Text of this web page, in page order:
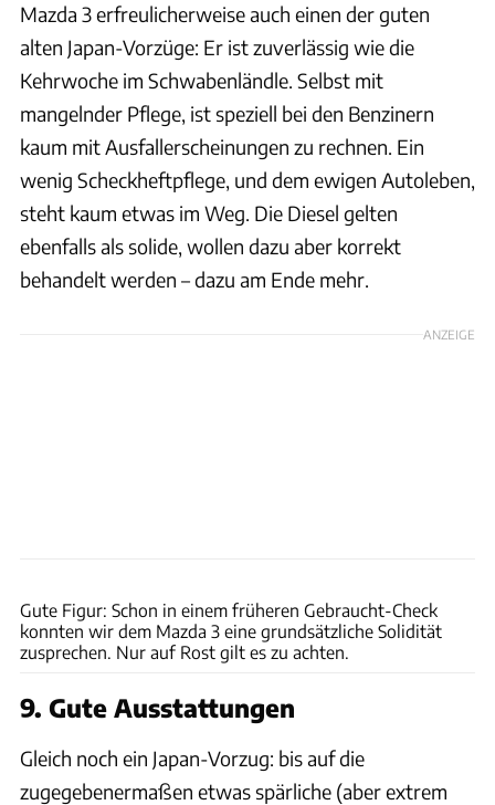
Mazda 3 erfreulicherweise auch einen der guten
alten Japan-Vorzüge: Er ist zuverlässig wie die
Kehrwoche im Schwabenländle. Selbst mit
mangelnder Pflege, ist speziell bei den Benzinern
kaum mit Ausfallerscheinungen zu rechnen. Ein
wenig Scheckheftpflege, und dem ewigen Autoleben,
steht kaum etwas im Weg. Die Diesel gelten
ebenfalls als solide, wollen dazu aber korrekt
behandelt werden – dazu am Ende mehr.
ANZEIGE
Gute Figur: Schon in einem früheren Gebraucht-Check
konnten wir dem Mazda 3 eine grundsätzliche Solidität
zusprechen. Nur auf Rost gilt es zu achten.
9. Gute Ausstattungen
Gleich noch ein Japan-Vorzug: bis auf die
zugegebenermaßen etwas spärliche (aber extrem